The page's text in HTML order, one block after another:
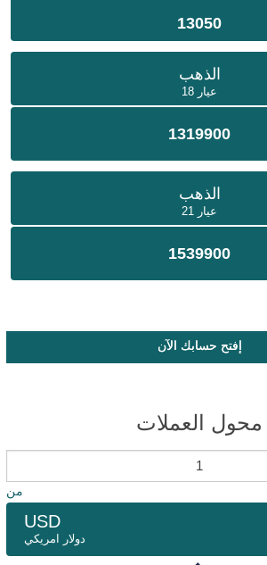
13050
الذهب
عيار 18
1319900
الذهب
عيار 21
1539900
إفتح حسابك الآن
محول العملات
من
USD
دولار امريكي